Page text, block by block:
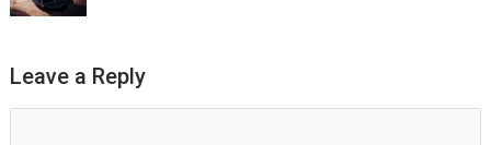
Leave a Reply